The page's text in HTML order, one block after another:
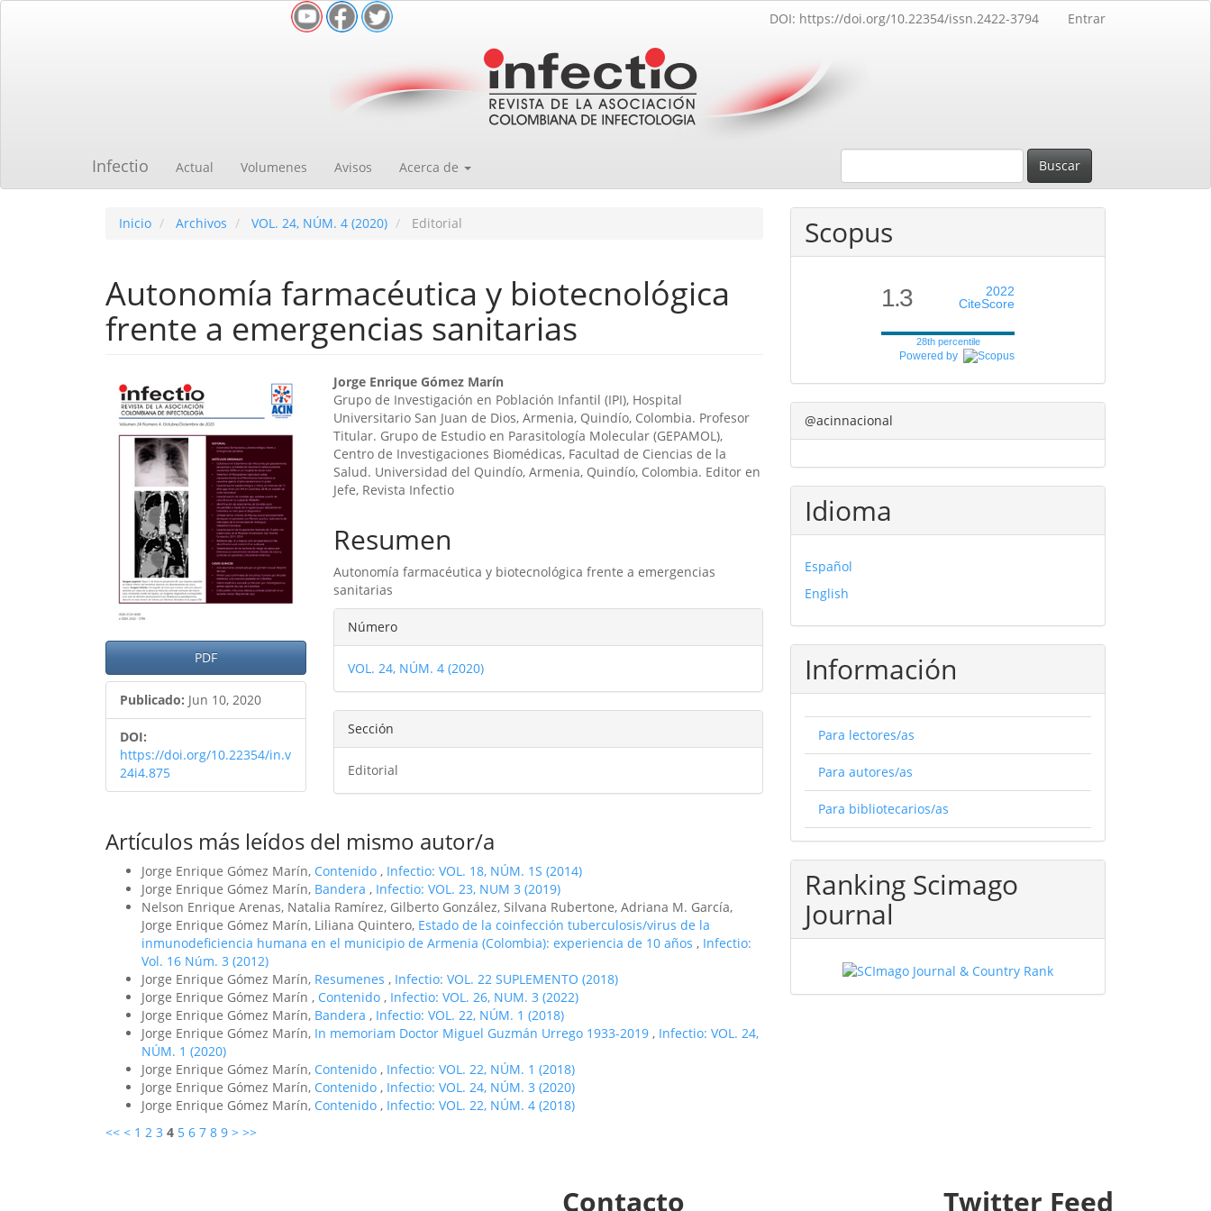
DOI: https://doi.org/10.22354/issn.2422-3794 Entrar
Infectio Actual Volumenes Avisos Acerca de Buscar
Inicio Archivos VOL. 24, NÚM. 4 (2020) Editorial
Autonomía farmacéutica y biotecnológica
frente a emergencias sanitarias
Barra
lateral
del
artículo
PDF
Publicado: Jun 10, 2020
DOI:
https://doi.org/10.22354/in.v
24i4.875
Contenido
principal
del
artículo
Jorge Enrique Gómez Marín
Grupo de Investigación en Población Infantil (IPI), Hospital
Universitario San Juan de Dios, Armenia, Quindío, Colombia. Profesor
Titular. Grupo de Estudio en Parasitología Molecular (GEPAMOL),
Centro de Investigaciones Biomédicas, Facultad de Ciencias de la
Salud. Universidad del Quindío, Armenia, Quindío, Colombia. Editor en
Jefe, Revista Infectio
Resumen
Autonomía farmacéutica y biotecnológica frente a emergencias
sanitarias
Detalles
del
artículo
Número
VOL. 24, NÚM. 4 (2020)
Sección
Editorial
Artículos más leídos del mismo autor/a
Jorge Enrique Gómez Marín, Contenido , Infectio: VOL. 18, NÚM. 1S (2014)
Jorge Enrique Gómez Marín, Bandera , Infectio: VOL. 23, NUM 3 (2019)
Nelson Enrique Arenas, Natalia Ramírez, Gilberto González, Silvana Rubertone, Adriana M. García,
Jorge Enrique Gómez Marín, Liliana Quintero, Estado de la coinfección tuberculosis/virus de la
inmunodeficiencia humana en el municipio de Armenia (Colombia): experiencia de 10 años , Infectio:
Vol. 16 Núm. 3 (2012)
Jorge Enrique Gómez Marín, Resumenes , Infectio: VOL. 22 SUPLEMENTO (2018)
Jorge Enrique Gómez Marín , Contenido , Infectio: VOL. 26, NUM. 3 (2022)
Jorge Enrique Gómez Marín, Bandera , Infectio: VOL. 22, NÚM. 1 (2018)
Jorge Enrique Gómez Marín, In memoriam Doctor Miguel Guzmán Urrego 1933-2019 , Infectio: VOL. 24,
NÚM. 1 (2020)
Jorge Enrique Gómez Marín, Contenido , Infectio: VOL. 22, NÚM. 1 (2018)
Jorge Enrique Gómez Marín, Contenido , Infectio: VOL. 24, NÚM. 3 (2020)
Jorge Enrique Gómez Marín, Contenido , Infectio: VOL. 22, NÚM. 4 (2018)
<< < 1 2 3 4 5 6 7 8 9 > >>
Scopus
1.3
2022
CiteScore
28th percentile
Powered by
@acinnacional
Idioma
Español
English
Información
Para lectores/as
Para autores/as
Para bibliotecarios/as
Ranking Scimago
Journal
Contacto Twitter Feed